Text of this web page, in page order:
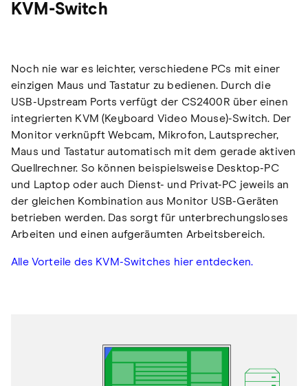
KVM-Switch
Noch nie war es leichter, verschiedene PCs mit einer
einzigen Maus und Tastatur zu bedienen. Durch die
USB-Upstream Ports verfügt der CS2400R über einen
integrierten KVM (Keyboard Video Mouse)-Switch. Der
Monitor verknüpft Webcam, Mikrofon, Lautsprecher,
Maus und Tastatur automatisch mit dem gerade aktiven
Quellrechner. So können beispielsweise Desktop-PC
und Laptop oder auch Dienst- und Privat-PC jeweils an
der gleichen Kombination aus Monitor USB-Geräten
betrieben werden. Das sorgt für unterbrechungsloses
Arbeiten und einen aufgeräumten Arbeitsbereich.
Alle Vorteile des KVM-Switches hier entdecken.